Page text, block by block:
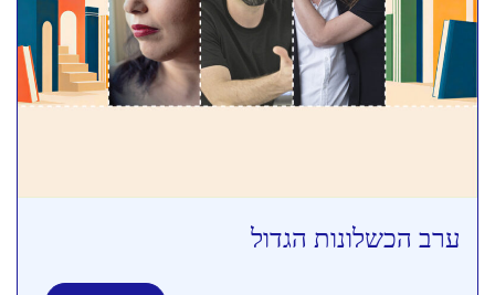
ערב הכשלונות הגדול